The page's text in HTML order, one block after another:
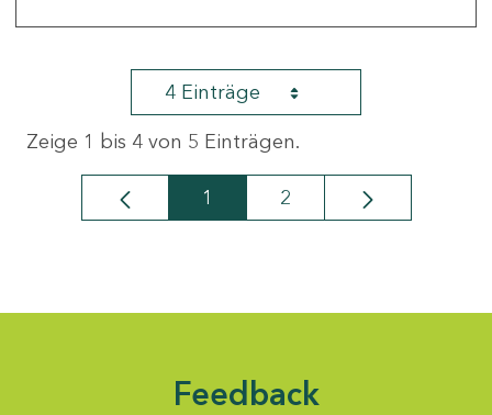
4 Einträge
Zeige 1 bis 4 von 5 Einträgen.
Seite
1 Seite
2
Feedback